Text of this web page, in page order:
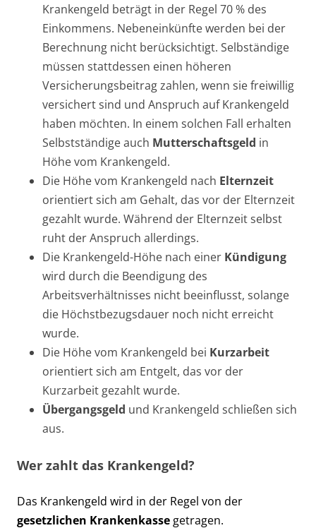
Krankengeld beträgt in der Regel 70 % des
Einkommens. Nebeneinkünfte werden bei der
Berechnung nicht berücksichtigt. Selbständige
müssen stattdessen einen höheren
Versicherungsbeitrag zahlen, wenn sie freiwillig
versichert sind und Anspruch auf Krankengeld
haben möchten. In einem solchen Fall erhalten
Selbstständige auch Mutterschaftsgeld in
Höhe vom Krankengeld.
Die Höhe vom Krankengeld nach Elternzeit
orientiert sich am Gehalt, das vor der Elternzeit
gezahlt wurde. Während der Elternzeit selbst
ruht der Anspruch allerdings.
Die Krankengeld-Höhe nach einer Kündigung
wird durch die Beendigung des
Arbeitsverhältnisses nicht beeinflusst, solange
die Höchstbezugsdauer noch nicht erreicht
wurde.
Die Höhe vom Krankengeld bei Kurzarbeit
orientiert sich am Entgelt, das vor der
Kurzarbeit gezahlt wurde.
Übergangsgeld und Krankengeld schließen sich
aus.
Wer zahlt das Krankengeld?
Das Krankengeld wird in der Regel von der
gesetzlichen Krankenkasse getragen.